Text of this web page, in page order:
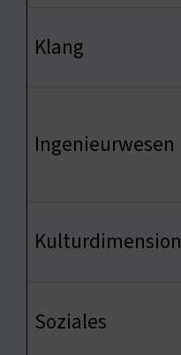
Klang
Ingenieurwesen
Kulturdimension
Soziales